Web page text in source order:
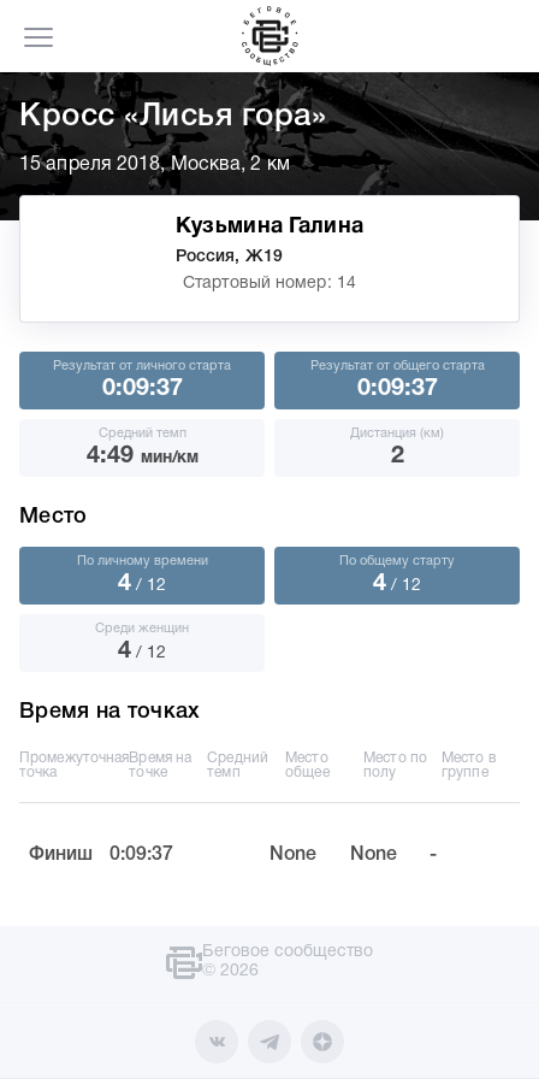
Кросс «Лисья гора»
15 апреля 2018, Москва, 2 км
Кузьмина Галина
Россия, Ж19
Стартовый номер: 14
Результат от личного старта
0:09:37
Результат от общего старта
0:09:37
Средний темп
4:49 мин/км
Дистанция (км)
2
Место
По личному времени
4 / 12
По общему старту
4 / 12
Среди женщин
4 / 12
Время на точках
Промежуточная
точка
Время на
точке
Средний
темп
Место
общее
Место по
полу
Место в
группе
Финиш 0:09:37 None None -
Беговое сообщество
© 2026